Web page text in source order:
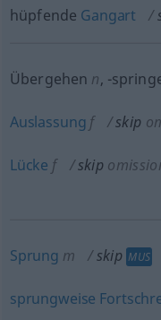
hüpfende Gangart
Übergehen n, -
Auslassung f skip
Lücke f skip
Sprung m skip MUS
sprungweise